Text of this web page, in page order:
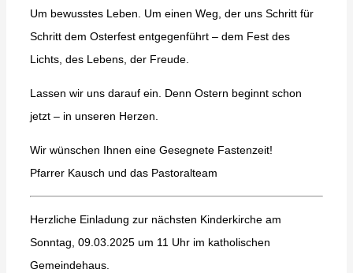
Um bewusstes Leben. Um einen Weg, der uns Schritt für
Schritt dem Osterfest entgegenführt – dem Fest des
Lichts, des Lebens, der Freude.
Lassen wir uns darauf ein. Denn Ostern beginnt schon
jetzt – in unseren Herzen.
Wir wünschen Ihnen eine Gesegnete Fastenzeit!
Pfarrer Kausch und das Pastoralteam
Herzliche Einladung zur nächsten Kinderkirche am
Sonntag, 09.03.2025 um 11 Uhr im katholischen
Gemeindehaus.